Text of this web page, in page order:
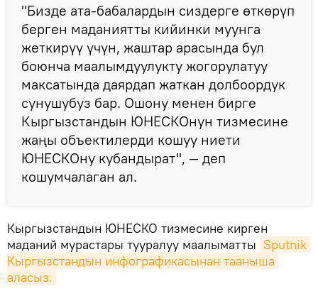
"Бизде ата-бабалардын сиздерге өткөрүп
берген маданиятты кийинки муунга
жеткирүү үчүн, жаштар арасында бул
боюнча маалымдуулукту жогорулатуу
максатында даярдап жаткан долбоордук
сунушубуз бар. Ошону менен бирге
Кыргызстандын ЮНЕСКОнун тизмесине
жаңы объектилерди кошуу ниети
ЮНЕСКОну кубандырат", — деп
кошумчалаган ал.
Кыргызстандын ЮНЕСКО тизмесине кирген
маданий мурастары тууралуу маалыматты Sputnik
Кыргызстандын инфографикасынан тааныша
аласыз.